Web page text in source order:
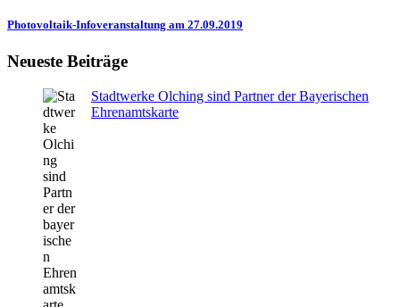
Photovoltaik-Infoveranstaltung am 27.09.2019
Neueste Beiträge
Stadtwerke Olching sind Partner der Bayerischen
Ehrenamtskarte